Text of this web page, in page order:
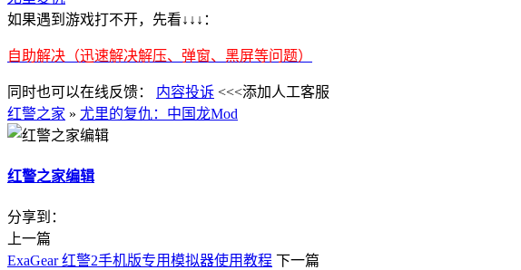
如果遇到游戏打不开，先看↓↓↓：
自助解决（迅速解决解压、弹窗、黑屏等问题）
同时也可以在线反馈： 内容投诉 <<<添加人工客服
红警之家 » 尤里的复仇：中国龙Mod
红警之家编辑
分享到：
上一篇
ExaGear 红警2手机版专用模拟器使用教程 下一篇